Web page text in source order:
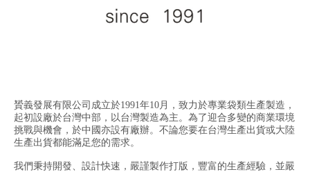
贇義發展有限公司成立於1991年10月，致力於專業袋類生產製造，
起初設廠於台灣中部，以台灣製造為主。為了迎合多變的商業環境
挑戰與機會，於中國亦設有廠辦。不論您要在台灣生產出貨或大陸
生產出貨都能滿足您的需求。
我們秉持開發、設計快速，嚴謹製作打版，豐富的生產經驗，並嚴